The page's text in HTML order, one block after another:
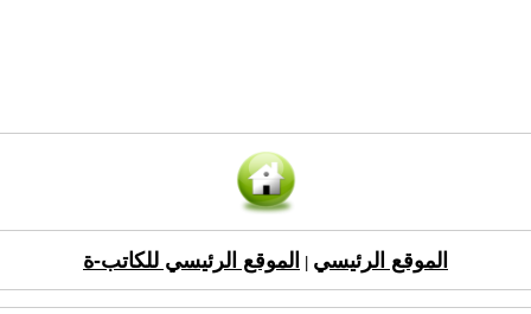
الموقع الرئيسي الموقع الرئيسي للكاتب-ة